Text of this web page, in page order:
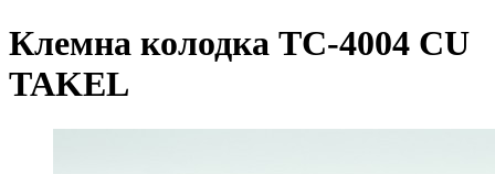
Клемна колодка TC-4004 CU
TAKEL